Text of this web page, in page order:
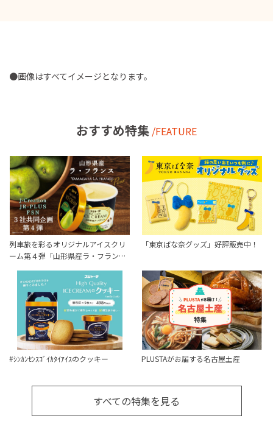
●画像はすべてイメージとなります。
おすすめ特集 /FEATURE
列車旅を彩るオリジナルアイスクリ
ーム第４弾「山形県産ラ・フラン…
「東京ばな奈グッズ」好評販売中！
#ｼﾝｶﾝｾﾝｽｺﾞｲｶﾀｲｱｲｽのクッキー PLUSTAがお届する名古屋土産
すべての特集を見る